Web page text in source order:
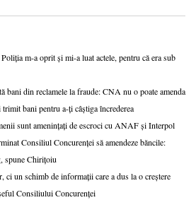
m-a oprit și mi-a luat actele, pentru că era sub
bani din reclamele la fraude: CNA nu o poate amenda
bani pentru a-ți câștiga încrederea
sunt amenințați de escroci cu ANAF și Interpol
Consiliul Concurenței să amendeze băncile:
spune Chirițoiu
ci un schimb de informații care a dus la o creștere
Consiliului Concurenței